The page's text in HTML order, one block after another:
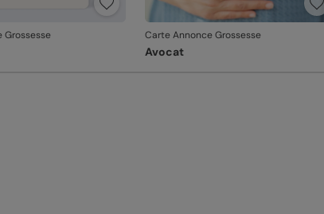
Grossesse Carte Annonce Grossesse
Avocat